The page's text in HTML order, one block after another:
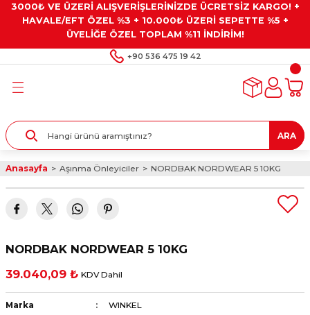
3000₺ VE ÜZERİ ALIŞVERİŞLERİNİZDE ÜCRETSİZ KARGO! +
HAVALE/EFT ÖZEL %3 + 10.000₺ ÜZERİ SEPETTE %5 +
ÜYELİĞE ÖZEL TOPLAM %11 İNDİRİM!
+90 536 475 19 42
Geri Dön
Geri Dön
Geri Dön
Gresler
Geri Dön
Alet Setleri
ve Multimetreler
Geri Dön
Taşları ve
ARA
Anasayfa Aşınma Önleyiciler NORDBAK NORDWEAR 5 10KG
NORDBAK NORDWEAR 5 10KG
39.040,09 ₺ KDV Dahil
Marka
WINKEL